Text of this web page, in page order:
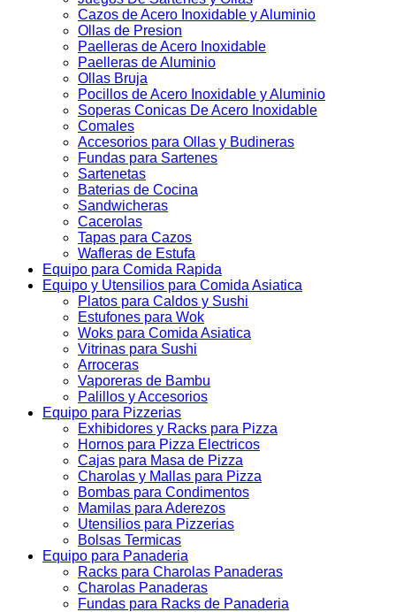
Cazos de Acero Inoxidable y Aluminio
Ollas de Presion
Paelleras de Acero Inoxidable
Paelleras de Aluminio
Ollas Bruja
Pocillos de Acero Inoxidable y Aluminio
Soperas Conicas De Acero Inoxidable
Comales
Accesorios para Ollas y Budineras
Fundas para Sartenes
Sartenetas
Baterias de Cocina
Sandwicheras
Cacerolas
Tapas para Cazos
Wafleras de Estufa
Equipo para Comida Rapida
Equipo y Utensilios para Comida Asiatica
Platos para Caldos y Sushi
Estufones para Wok
Woks para Comida Asiatica
Vitrinas para Sushi
Arroceras
Vaporeras de Bambu
Palillos y Accesorios
Equipo para Pizzerias
Exhibidores y Racks para Pizza
Hornos para Pizza Electricos
Cajas para Masa de Pizza
Charolas y Mallas para Pizza
Bombas para Condimentos
Mamilas para Aderezos
Utensilios para Pizzerias
Bolsas Termicas
Equipo para Panaderia
Racks para Charolas Panaderas
Charolas Panaderas
Fundas para Racks de Panaderia